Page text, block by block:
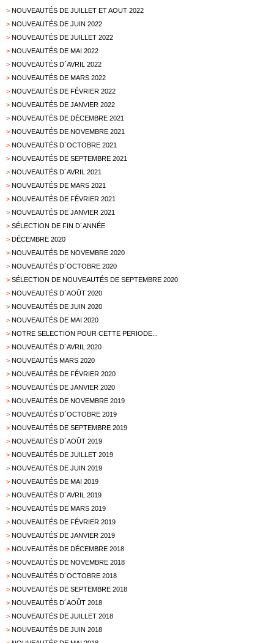
> NOUVEAUTÉS DE JUILLET ET AOUT 2022
> NOUVEAUTÉS DE JUIN 2022
> NOUVEAUTÉS DE JUILLET 2022
> NOUVEAUTÉS DE MAI 2022
> NOUVEAUTÉS D´AVRIL 2022
> NOUVEAUTÉS DE MARS 2022
> NOUVEAUTÉS DE FÉVRIER 2022
> NOUVEAUTÉS DE JANVIER 2022
> NOUVEAUTÉS DE DÉCEMBRE 2021
> NOUVEAUTÉS DE NOVEMBRE 2021
> NOUVEAUTÉS D´OCTOBRE 2021
> NOUVEAUTÉS DE SEPTEMBRE 2021
> NOUVEAUTÉS D´AVRIL 2021
> NOUVEAUTÉS DE MARS 2021
> NOUVEAUTÉS DE FÉVRIER 2021
> NOUVEAUTÉS DE JANVIER 2021
> SÉLECTION DE FIN D´ANNÉE
> DÉCEMBRE 2020
> NOUVEAUTÉS DE NOVEMBRE 2020
> NOUVEAUTÉS D´OCTOBRE 2020
> SÉLECTION DE NOUVEAUTÉS DE SEPTEMBRE 2020
> NOUVEAUTÉS D´AOÛT 2020
> NOUVEAUTÉS DE JUIN 2020
> NOUVEAUTÉS DE MAI 2020
> NOTRE SELECTION POUR CETTE PERIODE...
> NOUVEAUTÉS D´AVRIL 2020
> NOUVEAUTÉS MARS 2020
> NOUVEAUTÉS DE FÉVRIER 2020
> NOUVEAUTÉS DE JANVIER 2020
> NOUVEAUTÉS DE NOVEMBRE 2019
> NOUVEAUTÉS D´OCTOBRE 2019
> NOUVEAUTÉS DE SEPTEMBRE 2019
> NOUVEAUTÉS D´AOÛT 2019
> NOUVEAUTÉS DE JUILLET 2019
> NOUVEAUTÉS DE JUIN 2019
> NOUVEAUTÉS DE MAI 2019
> NOUVEAUTÉS D´AVRIL 2019
> NOUVEAUTÉS DE MARS 2019
> NOUVEAUTÉS DE FÉVRIER 2019
> NOUVEAUTÉS DE JANVIER 2019
> NOUVEAUTÉS DE DÉCEMBRE 2018
> NOUVEAUTÉS DE NOVEMBRE 2018
> NOUVEAUTÉS D´OCTOBRE 2018
> NOUVEAUTÉS DE SEPTEMBRE 2018
> NOUVEAUTÉS D´AOÛT 2018
> NOUVEAUTÉS DE JUILLET 2018
> NOUVEAUTÉS DE JUIN 2018